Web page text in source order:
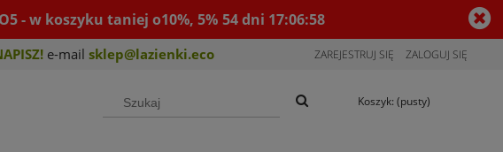
- w koszyku taniej o10%, 5% 54dni 17:06:58
e-mail sklep@lazienki.eco ZAREJESTRUJ SIĘ ZALOGUJ SIĘ
Koszyk: (pusty)